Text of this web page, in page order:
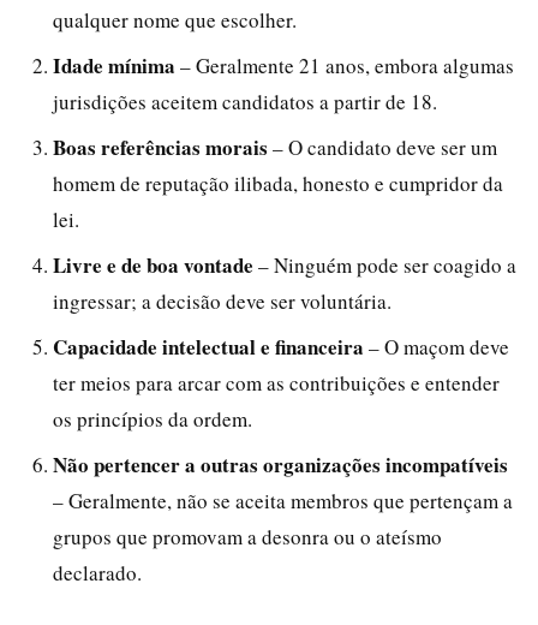
qualquer nome que escolher.
Idade mínima – Geralmente 21 anos, embora algumas
jurisdições aceitem candidatos a partir de 18.
Boas referências morais – O candidato deve ser um
homem de reputação ilibada, honesto e cumpridor da
lei.
Livre e de boa vontade – Ninguém pode ser coagido a
ingressar; a decisão deve ser voluntária.
Capacidade intelectual e financeira – O maçom deve
ter meios para arcar com as contribuições e entender
os princípios da ordem.
Não pertencer a outras organizações incompatíveis
– Geralmente, não se aceita membros que pertençam a
grupos que promovam a desonra ou o ateísmo
declarado.